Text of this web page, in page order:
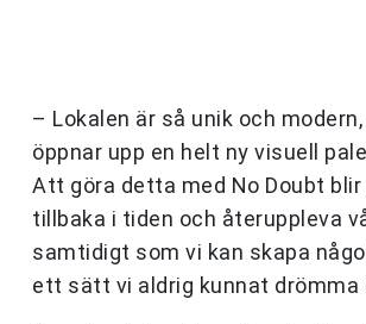
– Lokalen är så unik och
öppnar upp en helt ny visuell
Att göra detta med No Doubt
tillbaka i tiden och återuppleva
samtidigt som vi kan skapa
ett sätt vi aldrig kunnat drömma